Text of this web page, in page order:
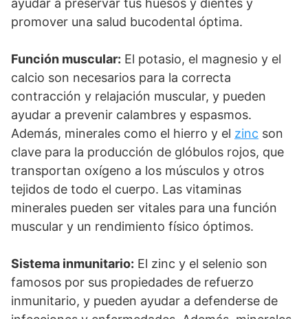
ayudar a preservar tus huesos y dientes y
promover una salud bucodental óptima.
Función muscular: El potasio, el magnesio y el
calcio son necesarios para la correcta
contracción y relajación muscular, y pueden
ayudar a prevenir calambres y espasmos.
Además, minerales como el hierro y el zinc son
clave para la producción de glóbulos rojos, que
transportan oxígeno a los músculos y otros
tejidos de todo el cuerpo. Las vitaminas
minerales pueden ser vitales para una función
muscular y un rendimiento físico óptimos.
Sistema inmunitario: El zinc y el selenio son
famosos por sus propiedades de refuerzo
inmunitario, y pueden ayudar a defenderse de